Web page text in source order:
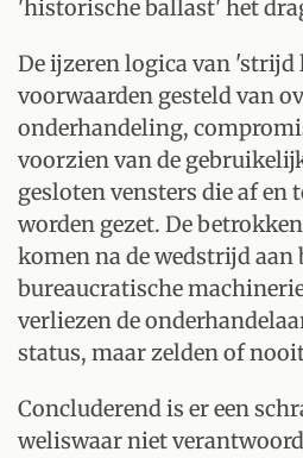
'historische ballast' het
De ijzeren logica van
voorwaarden gesteld van
onderhandeling,
voorzien van de
gesloten vensters die af en
worden gezet. De
komen na de wedstrijd aan
bureaucratische
verliezen de
status, maar zelden of
Concluderend is er een
weliswaar niet